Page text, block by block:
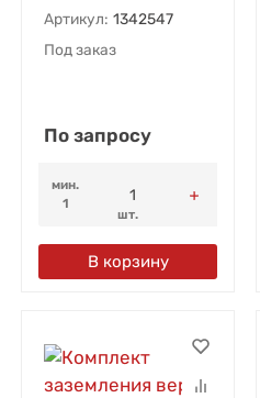
Артикул: 1342547
Под заказ
По запросу
мин.
1
шт.
В корзину